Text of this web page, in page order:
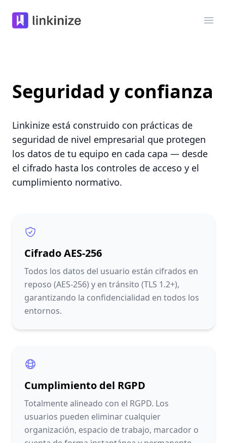
Linkinize
Seguridad y confianza
Linkinize está construido con prácticas de
seguridad de nivel empresarial que protegen
los datos de tu equipo en cada capa — desde
el cifrado hasta los controles de acceso y el
cumplimiento normativo.
Cifrado AES-256
Todos los datos del usuario están cifrados en
reposo (AES-256) y en tránsito (TLS 1.2+),
garantizando la confidencialidad en todos los
entornos.
Cumplimiento del RGPD
Totalmente alineado con el RGPD. Los
usuarios pueden eliminar cualquier
organización, espacio de trabajo, marcador o